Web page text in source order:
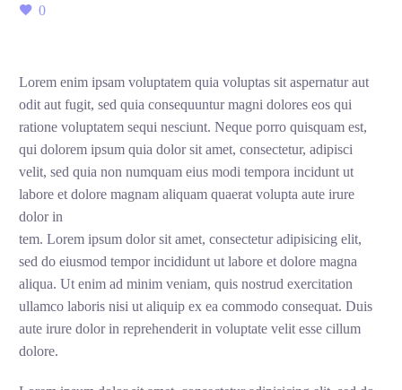
0
Lorem enim ipsam voluptatem quia voluptas sit aspernatur aut
odit aut fugit, sed quia consequuntur magni dolores eos qui
ratione voluptatem sequi nesciunt. Neque porro quisquam est,
qui dolorem ipsum quia dolor sit amet, consectetur, adipisci
velit, sed quia non numquam eius modi tempora incidunt ut
labore et dolore magnam aliquam quaerat volupta aute irure
dolor in
tem. Lorem ipsum dolor sit amet, consectetur adipisicing elit,
sed do eiusmod tempor incididunt ut labore et dolore magna
aliqua. Ut enim ad minim veniam, quis nostrud exercitation
ullamco laboris nisi ut aliquip ex ea commodo consequat. Duis
aute irure dolor in reprehenderit in voluptate velit esse cillum
dolore.